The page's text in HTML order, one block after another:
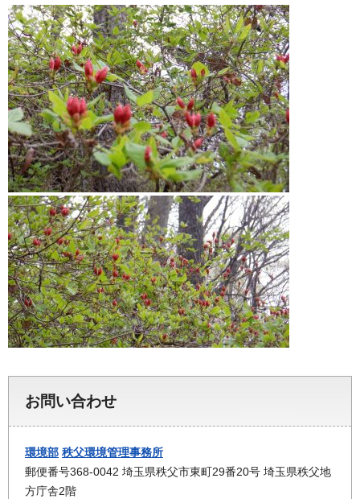
お問い合わせ
環境部 秩父環境管理事務所
郵便番号368-0042 埼玉県秩父市東町29番20号 埼玉県秩父地
方庁舎2階